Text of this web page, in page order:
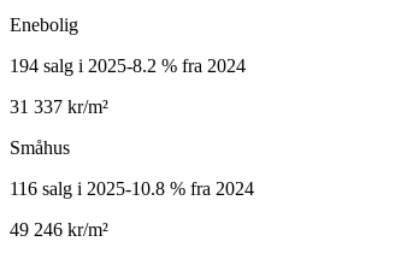
Enebolig
194 salg i 2025-8.2 % fra 2024
31 337 kr/m²
Småhus
116 salg i 2025-10.8 % fra 2024
49 246 kr/m²